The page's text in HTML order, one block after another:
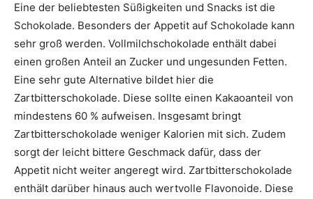
Eine der beliebtesten Süßigkeiten und Snacks ist die
Schokolade. Besonders der Appetit auf Schokolade kann
sehr groß werden. Vollmilchschokolade enthält dabei
einen großen Anteil an Zucker und ungesunden Fetten.
Eine sehr gute Alternative bildet hier die
Zartbitterschokolade. Diese sollte einen Kakaoanteil von
mindestens 60 % aufweisen. Insgesamt bringt
Zartbitterschokolade weniger Kalorien mit sich. Zudem
sorgt der leicht bittere Geschmack dafür, dass der
Appetit nicht weiter angeregt wird. Zartbitterschokolade
enthält darüber hinaus auch wertvolle Flavonoide. Diese